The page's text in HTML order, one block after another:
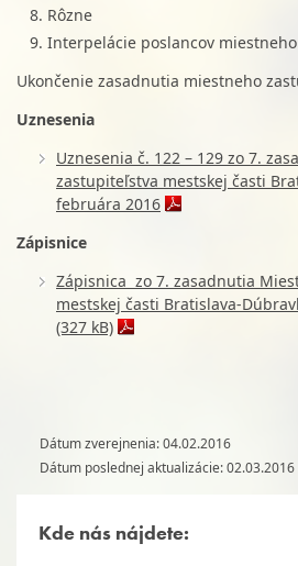
Rôzne
Interpelácie poslancov
Ukončenie zasadnutia miestneho
Uznesenia
Uznesenia č. 122 – 129 zo 7.
zastupiteľstva mestskej časti
februára 2016
Zápisnice
Zápisnica zo 7. zasadnutia
mestskej časti Bratislava-
(327 kB)
Dátum zverejnenia: 04.02.2016
Dátum poslednej aktualizácie: 02.03.2016
Kde nás nájdete: